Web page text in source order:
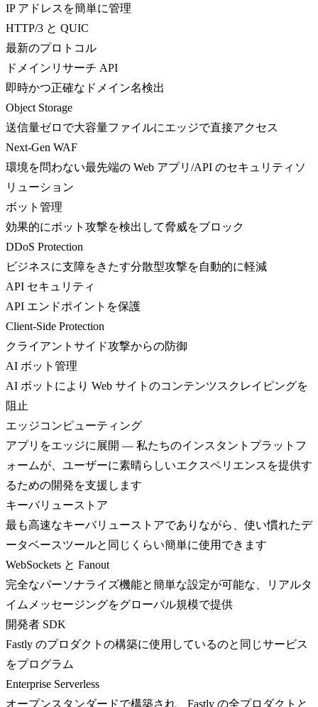
IP アドレスを簡単に管理
HTTP/3 と QUIC
最新のプロトコル
ドメインリサーチ API
即時かつ正確なドメイン名検出
Object Storage
送信量ゼロで大容量ファイルにエッジで直接アクセス
Next-Gen WAF
環境を問わない最先端の Web アプリ/API のセキュリティソ
リューション
ボット管理
効果的にボット攻撃を検出して脅威をブロック
DDoS Protection
ビジネスに支障をきたす分散型攻撃を自動的に軽減
API セキュリティ
API エンドポイントを保護
Client-Side Protection
クライアントサイド攻撃からの防御
AI ボット管理
AI ボットにより Web サイトのコンテンツスクレイピングを
阻止
エッジコンピューティング
アプリをエッジに展開 — 私たちのインスタントプラットフ
ォームが、ユーザーに素晴らしいエクスペリエンスを提供す
るための開発を支援します
キーバリューストア
最も高速なキーバリューストアでありながら、使い慣れたデ
ータベースツールと同じくらい簡単に使用できます
WebSockets と Fanout
完全なパーソナライズ機能と簡単な設定が可能な、リアルタ
イムメッセージングをグローバル規模で提供
開発者 SDK
Fastly のプロダクトの構築に使用しているのと同じサービス
をプログラム
Enterprise Serverless
オープンスタンダードで構築され、Fastly の全プロダクトと